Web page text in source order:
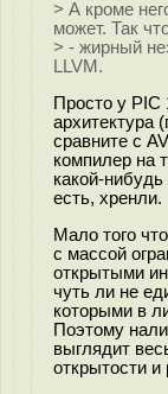
> А кроме
может. Так
> - жирный
LLVM.
Просто у PIC
архитектура
сравните с
компилер на
какой-
есть, хренли.
Мало того
с массой
открытыми
чуть ли не
которыми в
Поэтому
выглядит
открытости